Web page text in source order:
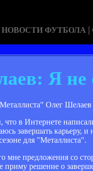
НОВОСТИ ФУТБОЛА |
Я не
Олег
в Интернете
завершать
для "Металлиста".
мне предложения со
приму решение о